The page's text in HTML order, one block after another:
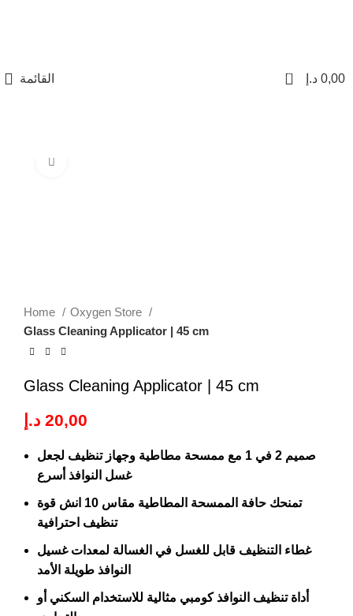
القائمة 0 0,00 د.إ
Home
Oxygen Store
Glass Cleaning Applicator | 45 cm
Glass Cleaning Applicator | 45 cm
20,00 د.إ
صميم 2 في 1 مع ممسحة مطاطية وجهاز تنظيف لجعل
غسل النوافذ أسرع
تمنحك حافة الممسحة المطاطية مقاس 10 انش قوة
تنظيف احترافية
غطاء التنظيف قابل للغسل في الغسالة لمعدات غسيل
النوافذ طويلة الأمد
أداة تنظيف النوافذ كومبي مثالية للاستخدام السكني أو